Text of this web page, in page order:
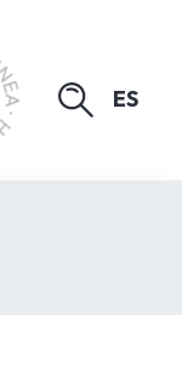
ES